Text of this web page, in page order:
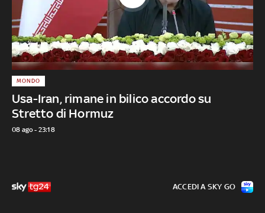
Usa-Iran, rimane in bilico accordo su
Stretto di Hormuz
MONDO
08 ago - 23:18
ACCEDI A SKY GO